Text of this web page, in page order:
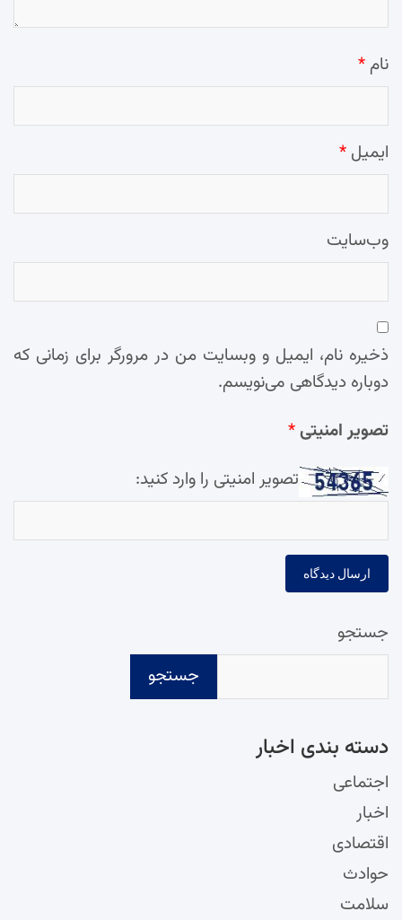
نام *
ایمیل *
وب‌سایت
ذخیره نام، ایمیل و وبسایت من در مرورگر برای زمانی که
دوباره دیدگاهی می‌نویسم.
تصویر امنیتی*
تصویر امنیتی را وارد کنید:
جستجو
جستجو
دسته‌ بندی اخبار
اجتماعی
اخبار
اقتصادی
حوادث
سلامت